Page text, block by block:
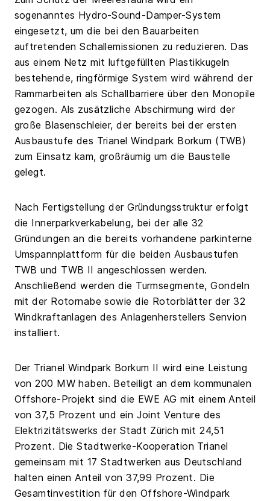
sogenanntes Hydro-Sound-Damper-System
eingesetzt, um die bei den Bauarbeiten
auftretenden Schallemissionen zu reduzieren. Das
aus einem Netz mit luftgefüllten Plastikkugeln
bestehende, ringförmige System wird während der
Rammarbeiten als Schallbarriere über den Monopile
gezogen. Als zusätzliche Abschirmung wird der
große Blasenschleier, der bereits bei der ersten
Ausbaustufe des Trianel Windpark Borkum (TWB)
zum Einsatz kam, großräumig um die Baustelle
gelegt.
Nach Fertigstellung der Gründungsstruktur erfolgt
die Innerparkverkabelung, bei der alle 32
Gründungen an die bereits vorhandene parkinterne
Umspannplattform für die beiden Ausbaustufen
TWB und TWB II angeschlossen werden.
Anschließend werden die Turmsegmente, Gondeln
mit der Rotornabe sowie die Rotorblätter der 32
Windkraftanlagen des Anlagenherstellers Senvion
installiert.
Der Trianel Windpark Borkum II wird eine Leistung
von 200 MW haben. Beteiligt an dem kommunalen
Offshore-Projekt sind die EWE AG mit einem Anteil
von 37,5 Prozent und ein Joint Venture des
Elektrizitätswerks der Stadt Zürich mit 24,51
Prozent. Die Stadtwerke-Kooperation Trianel
gemeinsam mit 17 Stadtwerken aus Deutschland
halten einen Anteil von 37,99 Prozent. Die
Gesamtinvestition für den Offshore-Windpark